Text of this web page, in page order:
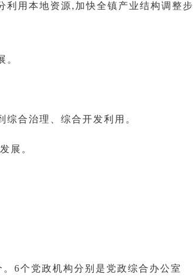
利用本地资源,加快全镇产业结构调整步
。
合治理、综合开发利用。
展。
6个党政机构分别是党政综合办公室